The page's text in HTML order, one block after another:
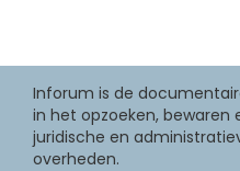
Inforum is de
in het opzoeken, bewaren
juridische en
overheden.